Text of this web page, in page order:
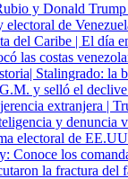
y Donald
de
del Caribe | El día
las costas
Stalingrado: la
y selló el
extranjera |
y denuncia
electoral de
Conoce los
la fractura del